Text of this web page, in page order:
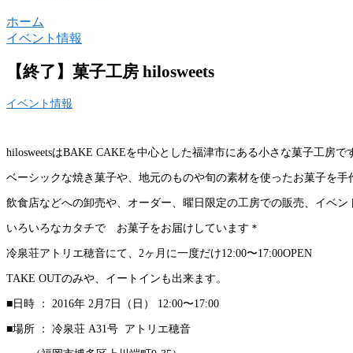
ホーム
イベント情報
【終了】菓子工房 hilosweets
イベント情報
hilosweetsはBAKE CAKEを中心とした福津市にある小さな菓子工房で
ベーシックな焼き菓子や、地元のものや旬の素材を使ったお菓子を手
飲食店などへの卸売や、オーダー、曜日限定の工房での販売、イベン
いろいろなカタチで お菓子をお届けしています＊
冷泉荘アトリエ穂音にて、2ヶ月に一度だけ12:00〜17:00OPEN
TAKE OUTのみや、イートインも出来ます。
■日時 ： 2016年 2月7日（日） 12:00〜17:00
■場所 ： 冷泉荘 A31号 アトリエ穂音